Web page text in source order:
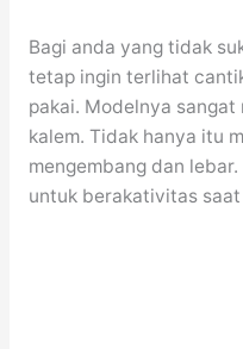
Bagi anda yang tidak
tetap ingin terlihat
pakai. Modelnya
kalem. Tidak hanya itu
mengembang dan
untuk berakativitas saat